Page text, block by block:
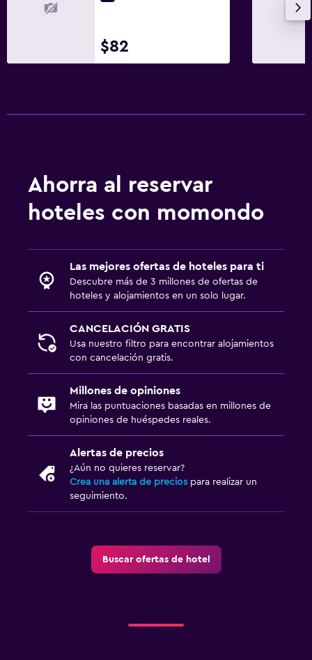
$82
Ahorra al reservar
hoteles con momondo
Las mejores ofertas de hoteles para ti
Descubre más de 3 millones de ofertas de
hoteles y alojamientos en un solo lugar.
CANCELACIÓN GRATIS
Usa nuestro filtro para encontrar alojamientos
con cancelación gratis.
Millones de opiniones
Mira las puntuaciones basadas en millones de
opiniones de huéspedes reales.
Alertas de precios
¿Aún no quieres reservar?
Crea una alerta de precios para realizar un
seguimiento.
Buscar ofertas de hotel